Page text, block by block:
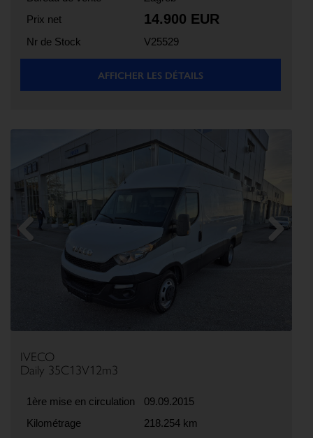
Prix net
14.900 EUR
Nr de Stock V25529
AFFICHER LES DÉTAILS
IVECO
Daily 35C13V12m3
1ère mise en circulation
09.09.2015
Kilométrage
218.254 km